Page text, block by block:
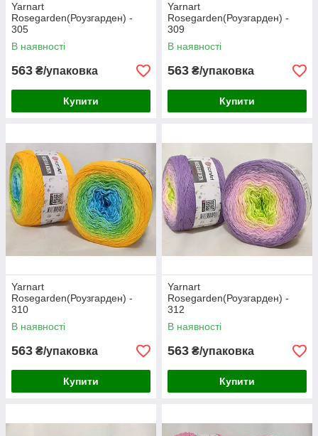
Yarnart
Rosegarden(Роузгарден) -
305
В наявності
563 ₴/упаковка
Купити
Yarnart
Rosegarden(Роузгарден) -
309
В наявності
563 ₴/упаковка
Купити
Yarnart
Rosegarden(Роузгарден) -
310
В наявності
563 ₴/упаковка
Купити
Yarnart
Rosegarden(Роузгарден) -
312
В наявності
563 ₴/упаковка
Купити